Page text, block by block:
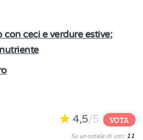
con ceci e verdure estive:
4,5/5 VOTA
Su un totale di voti: 11